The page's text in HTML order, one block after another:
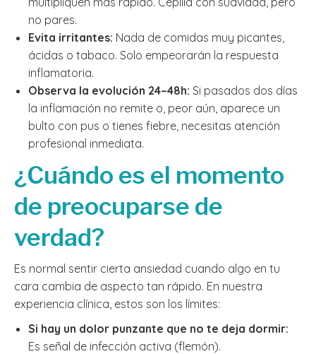
no pares.
Evita irritantes: Nada de comidas muy picantes,
ácidas o tabaco. Solo empeorarán la respuesta
inflamatoria.
Observa la evolución 24–48h: Si pasados dos días
la inflamación no remite o, peor aún, aparece un
bulto con pus o tienes fiebre, necesitas atención
profesional inmediata.
¿Cuándo es el momento
de preocuparse de
verdad?
Es normal sentir cierta ansiedad cuando algo en tu
cara cambia de aspecto tan rápido. En nuestra
experiencia clínica, estos son los límites:
Si hay un dolor punzante que no te deja dormir:
Es señal de infección activa (flemón).